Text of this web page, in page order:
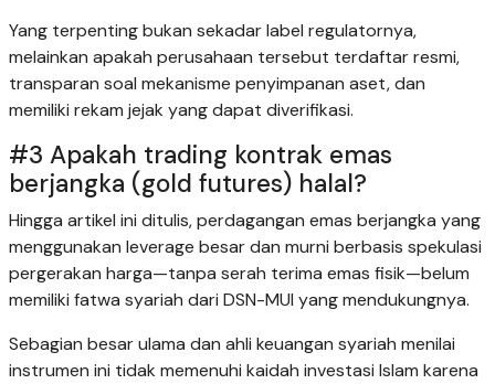
Yang terpenting bukan sekadar label regulatornya,
melainkan apakah perusahaan tersebut terdaftar resmi,
transparan soal mekanisme penyimpanan aset, dan
memiliki rekam jejak yang dapat diverifikasi.
#3 Apakah trading kontrak emas
berjangka (gold futures) halal?
Hingga artikel ini ditulis, perdagangan emas berjangka yang
menggunakan leverage besar dan murni berbasis spekulasi
pergerakan harga—tanpa serah terima emas fisik—belum
memiliki fatwa syariah dari DSN-MUI yang mendukungnya.
Sebagian besar ulama dan ahli keuangan syariah menilai
instrumen ini tidak memenuhi kaidah investasi Islam karena